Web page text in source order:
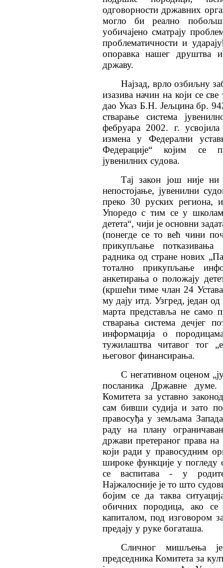
одговорности државних
могло би реално
уобичајено сматрају
проблематичности и
опоравка нашег друштва
државу.
Најзад, врло озбиљну
изазива начин на који се
дао Указ Б.Н. Јељцина бр.
стварање система
фебруара 2002. г.
измена у Федерални
Федерације“ којим се
јувенилних судова.
Тај закон још није
непостојање, јувенилни
преко 30 руских региона,
Упоредо с тим се у
детета“, чији је основни
(понегде се то већ чини
прикупљање потказивања
радника од стране нових
тотално прикупљање
анкетирања о положају
(кршећи тиме члан 24
му дају итд. Узгред, један
марта представља не само
стварања система дечјег
информација о
тужилаштва читавог тог
његовог финансирања.
С негативном оценом
посланика Државне
Комитета за уставно
сам бивши судија и зато
правосуђа у земљама
раду на плану
држави претераног права
који ради у правосудним
широке функције у погледу
се васпитава - у
Најжалосније је то што
бојим се да таква
обичних породица, ако
капиталом, под изговором
предају у руке богаташа.
Сличног мишљења
председника Комитета за